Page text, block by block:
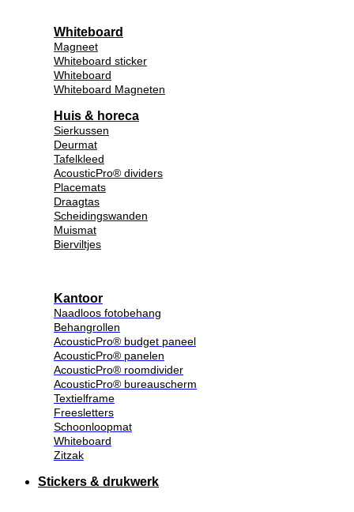
Whiteboard
Magneet
Whiteboard sticker
Whiteboard
Whiteboard Magneten
Huis & horeca
Sierkussen
Deurmat
Tafelkleed
AcousticPro® dividers
Placemats
Draagtas
Scheidingswanden
Muismat
Bierviltjes
Kantoor
Naadloos fotobehang
Behangrollen
AcousticPro® budget paneel
AcousticPro® panelen
AcousticPro® roomdivider
AcousticPro® bureauscherm
Textielframe
Freesletters
Schoonloopmat
Whiteboard
Zitzak
Stickers & drukwerk